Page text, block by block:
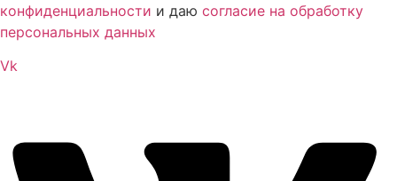
конфиденциальности и даю согласие на обработку
персональных данных
Vk